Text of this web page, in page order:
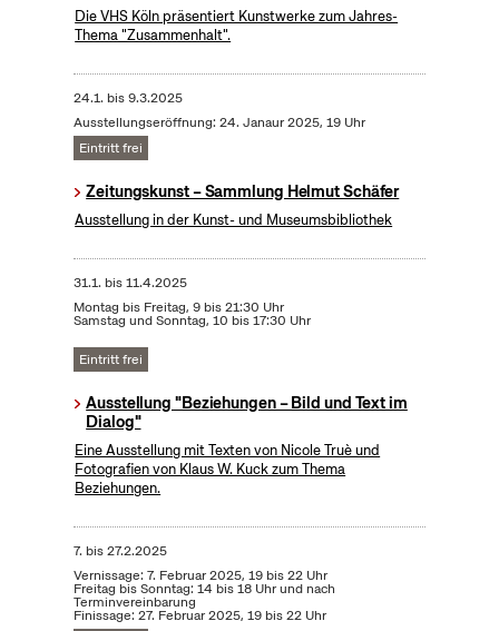
Die VHS Köln präsentiert Kunstwerke zum Jahres-
Thema "Zusammenhalt".
24.1. bis9.3.2025
Ausstellungseröffnung: 24. Janaur 2025, 19 Uhr
Eintritt frei
Zeitungskunst – Sammlung Helmut Schäfer
Ausstellung in der Kunst- und Museumsbibliothek
31.1. bis11.4.2025
Montag bis Freitag, 9 bis 21:30 Uhr
Samstag und Sonntag, 10 bis 17:30 Uhr
Eintritt frei
Ausstellung "Beziehungen – Bild und Text im
Dialog"
Eine Ausstellung mit Texten von Nicole Truè und
Fotografien von Klaus W. Kuck zum Thema
Beziehungen.
7. bis27.2.2025
Vernissage: 7. Februar 2025, 19 bis 22 Uhr
Freitag bis Sonntag: 14 bis 18 Uhr und nach
Terminvereinbarung
Finissage: 27. Februar 2025, 19 bis 22 Uhr